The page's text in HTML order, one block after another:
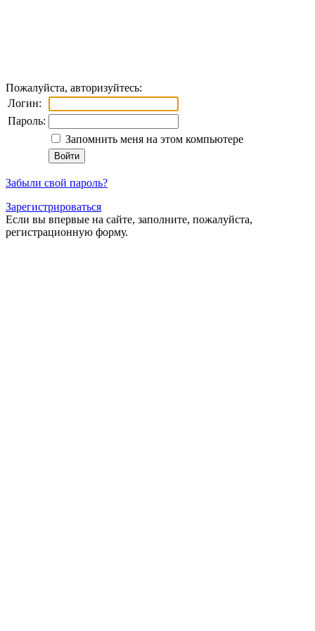
Пожалуйста, авторизуйтесь:
Логин:
Пароль:
Запомнить меня на этом компьютере
Забыли свой пароль?
Зарегистрироваться
Если вы впервые на сайте, заполните, пожалуйста,
регистрационную форму.